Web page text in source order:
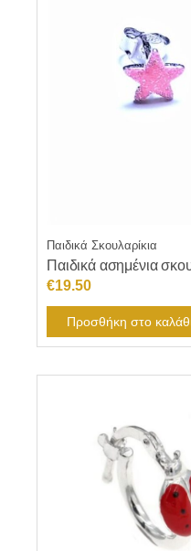
Παιδικά Σκουλαρίκια
Παιδικά ασημένια
€19.50
Προσθήκη στο